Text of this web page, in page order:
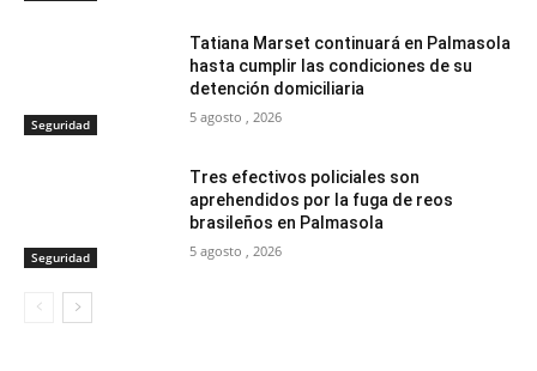
Seguridad
Tatiana Marset continuará en Palmasola
hasta cumplir las condiciones de su
detención domiciliaria
5 agosto , 2026
Seguridad
Tres efectivos policiales son
aprehendidos por la fuga de reos
brasileños en Palmasola
5 agosto , 2026